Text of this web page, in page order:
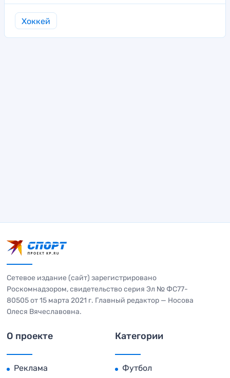
Хоккей
Сетевое издание (сайт) зарегистрировано
Роскомнадзором, свидетельство серия Эл № ФС77-
80505 от 15 марта 2021 г. Главный редактор — Носова
Олеся Вячеславовна.
О проекте
Реклама
Категории
Футбол